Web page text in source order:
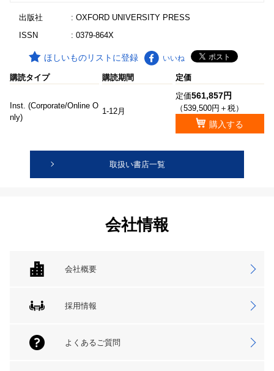
出版社
: OXFORD UNIVERSITY PRESS
ISSN
: 0379-864X
ほしいものリストに登録 いいね
購読タイプ 購読期間 定価
Inst. (Corporate/Online O
nly)
1-12月
定価561,857円
（539,500円＋税）
購入する
取扱い書店一覧
会社情報
会社概要
採用情報
よくあるご質問